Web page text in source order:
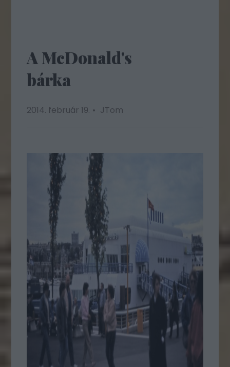
A McDonald's
bárka
2014. február 19. JTom